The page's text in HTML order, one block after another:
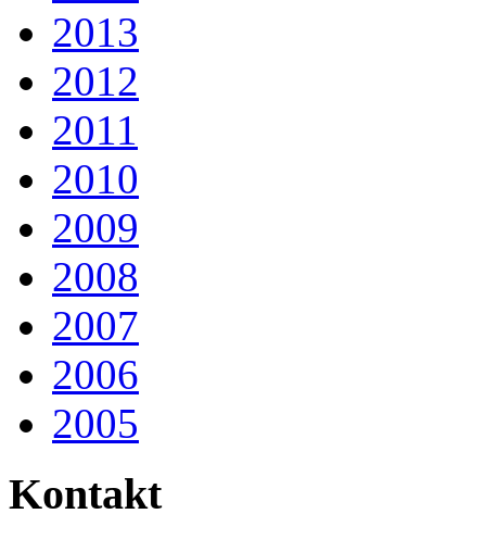
2013
2012
2011
2010
2009
2008
2007
2006
2005
Kontakt